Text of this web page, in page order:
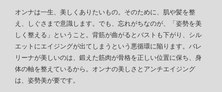
オンナは一生、美しくありたいもの。 そのために、肌や髪を整
え、しぐさまで意識します。 でも、忘れがちなのが、「姿勢を美
しく整える」ということ。 背筋が曲がるとバストも下がり、シル
エットに エイジングが出てしまうという悪循環に陥ります。 バレ
リーナが美しいのは、鍛えた筋肉が骨格を正しい位置に保ち、 身
体の軸を整えているから。オンナの美しさとアンチエイジング
は、 姿勢美が要です。